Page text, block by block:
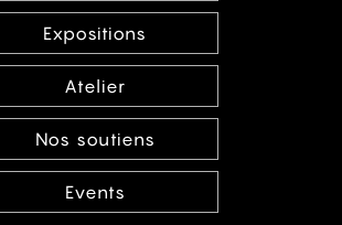
Expositions
Atelier
Nos soutiens
Events